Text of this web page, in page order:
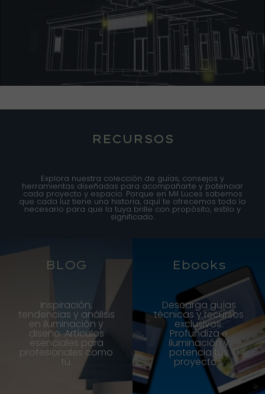
RECURSOS
Explora nuestra colección de guías, consejos y
herramientas diseñadas para acompañarte y potenciar
cada proyecto y espacio. Porque en Mil Luces sabemos
que cada luz tiene una historia, aquí te ofrecemos todo lo
necesario para que la tuya brille con propósito, estilo y
significado.
BLOG
Inspiración,
tendencias y análisis
en iluminación y
diseño. Artículos
esenciales para
profesionales como
tú.
Ebooks
Descarga guías
técnicas y recursos
exclusivos.
Profundiza e
iluminación y
potencia tus
proyectos.